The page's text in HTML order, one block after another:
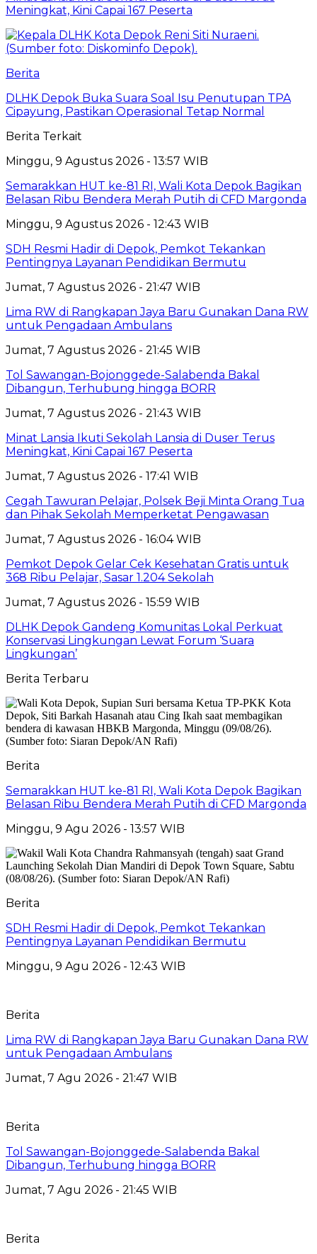
Meningkat, Kini Capai 167 Peserta
Berita
DLHK Depok Buka Suara Soal Isu Penutupan TPA
Cipayung, Pastikan Operasional Tetap Normal
Berita Terkait
Minggu, 9 Agustus 2026 - 13:57 WIB
Semarakkan HUT ke-81 RI, Wali Kota Depok Bagikan
Belasan Ribu Bendera Merah Putih di CFD Margonda
Minggu, 9 Agustus 2026 - 12:43 WIB
SDH Resmi Hadir di Depok, Pemkot Tekankan
Pentingnya Layanan Pendidikan Bermutu
Jumat, 7 Agustus 2026 - 21:47 WIB
Lima RW di Rangkapan Jaya Baru Gunakan Dana RW
untuk Pengadaan Ambulans
Jumat, 7 Agustus 2026 - 21:45 WIB
Tol Sawangan-Bojonggede-Salabenda Bakal
Dibangun, Terhubung hingga BORR
Jumat, 7 Agustus 2026 - 21:43 WIB
Minat Lansia Ikuti Sekolah Lansia di Duser Terus
Meningkat, Kini Capai 167 Peserta
Jumat, 7 Agustus 2026 - 17:41 WIB
Cegah Tawuran Pelajar, Polsek Beji Minta Orang Tua
dan Pihak Sekolah Memperketat Pengawasan
Jumat, 7 Agustus 2026 - 16:04 WIB
Pemkot Depok Gelar Cek Kesehatan Gratis untuk
368 Ribu Pelajar, Sasar 1.204 Sekolah
Jumat, 7 Agustus 2026 - 15:59 WIB
DLHK Depok Gandeng Komunitas Lokal Perkuat
Konservasi Lingkungan Lewat Forum ‘Suara
Lingkungan’
Berita Terbaru
Berita
Semarakkan HUT ke-81 RI, Wali Kota Depok Bagikan
Belasan Ribu Bendera Merah Putih di CFD Margonda
Minggu, 9 Agu 2026 - 13:57 WIB
Berita
SDH Resmi Hadir di Depok, Pemkot Tekankan
Pentingnya Layanan Pendidikan Bermutu
Minggu, 9 Agu 2026 - 12:43 WIB
Berita
Lima RW di Rangkapan Jaya Baru Gunakan Dana RW
untuk Pengadaan Ambulans
Jumat, 7 Agu 2026 - 21:47 WIB
Berita
Tol Sawangan-Bojonggede-Salabenda Bakal
Dibangun, Terhubung hingga BORR
Jumat, 7 Agu 2026 - 21:45 WIB
Berita